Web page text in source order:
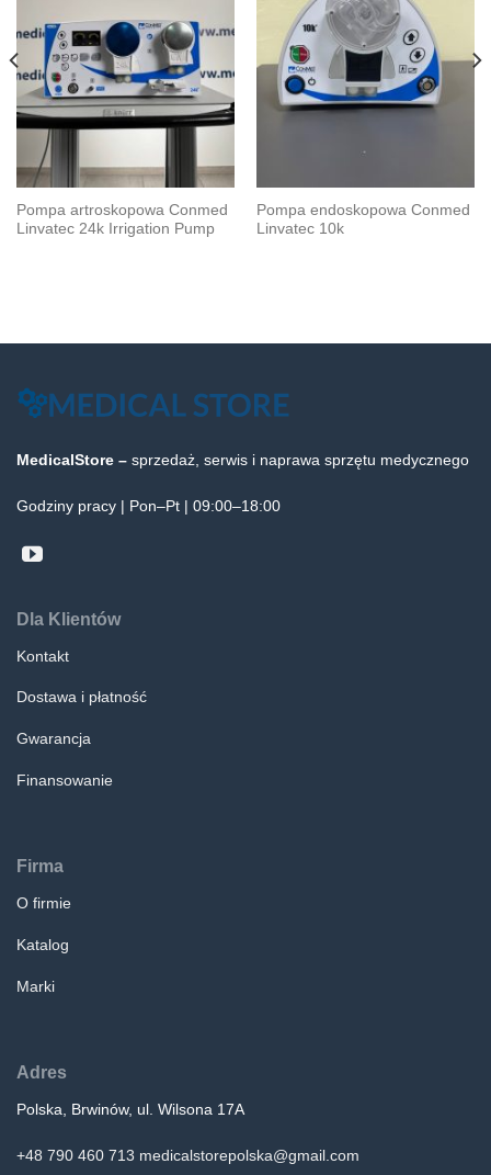
Pompa artroskopowa Conmed
Linvatec 24k Irrigation Pump
Pompa endoskopowa Conmed
Linvatec 10k
MedicalStore – sprzedaż, serwis i naprawa sprzętu medycznego
Godziny pracy | Pon–Pt | 09:00–18:00
Dla Klientów
Kontakt
Dostawa i płatność
Gwarancja
Finansowanie
Firma
O firmie
Katalog
Marki
Adres
Polska, Brwinów, ul. Wilsona 17A
+48 790 460 713 medicalstorepolska@gmail.com